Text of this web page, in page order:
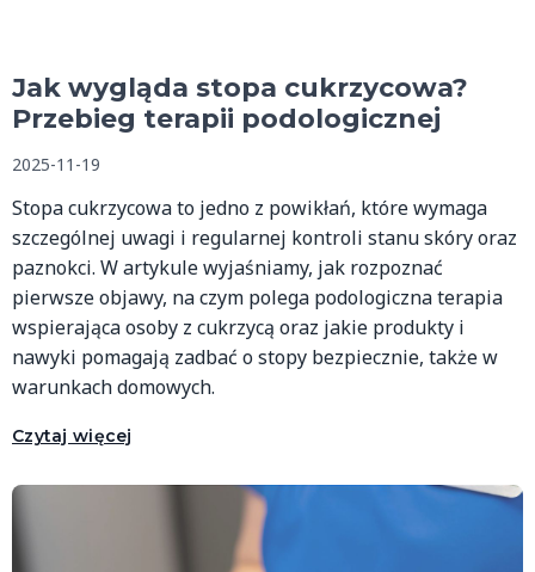
Jak wygląda stopa cukrzycowa?
Przebieg terapii podologicznej
2025-11-19
Stopa cukrzycowa to jedno z powikłań, które wymaga
szczególnej uwagi i regularnej kontroli stanu skóry oraz
paznokci. W artykule wyjaśniamy, jak rozpoznać
pierwsze objawy, na czym polega podologiczna terapia
wspierająca osoby z cukrzycą oraz jakie produkty i
nawyki pomagają zadbać o stopy bezpiecznie, także w
warunkach domowych.
Czytaj więcej